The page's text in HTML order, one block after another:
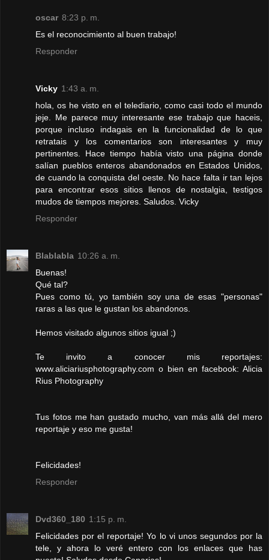
oscar 8:23 p. m.
Es el reconocimiento al buen trabajo!
Responder
Vicky 1:43 a. m.
hola, os he visto en el telediario, como casi todo el mundo
jeje. Me parece muy interesante ese trabajo que haceis,
porque incluso indagais en la funcionalidad de lo que
retratais y los comentarios son interesantes y muy
pertinentes. Hace tiempo había visto una página donde
salían pueblos enteros abandonados en Estados Unidos,
de cuando la conquista del oeste. No hace falta ir tan lejos
para encontrar esos sitios llenos de nostalgia, testigos
mudos de tiempos mejores. Saludos. Vicky
Responder
Blablabla 10:26 a. m.
Buenas!
Qué tal?
Pues como tú, yo también soy una de esas "personas"
raras a las que le gustan los abandonos.
Hemos visitado algunos sitios igual ;)
Te invito a conocer mis reportajes:
www.aliciariusphotography.com o bien en facebook: Alicia
Rius Photography
Tus fotos me han gustado mucho, van más allá del mero
reportaje y eso me gusta!
Felicidades!
Responder
Dvd360_180 1:15 p. m.
Felicidades por el reportaje! Yo lo vi unos segundos por la
tele, y ahora lo veré entero con los enlaces que has